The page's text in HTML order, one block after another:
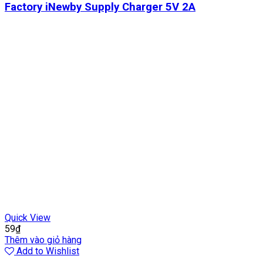
Factory iNewby Supply Charger 5V 2A
Quick View
59₫
Thêm vào giỏ hàng
Add to Wishlist